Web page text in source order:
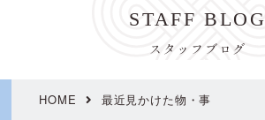
STAFF BLOG
スタッフブログ
HOME 最近見かけた物・事